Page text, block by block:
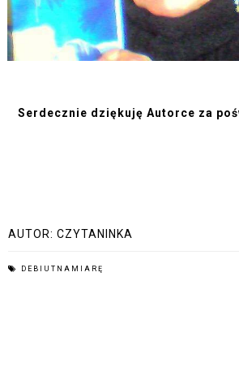
Serdecznie dziękuję Autorce za
AUTOR: CZYTANINKA
DEBIUTNAMIARĘ